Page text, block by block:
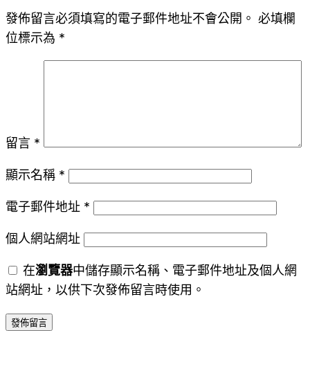
發佈留言必須填寫的電子郵件地址不會公開。 必填欄
位標示為 *
留言 *
顯示名稱 *
電子郵件地址 *
個人網站網址
在瀏覽器中儲存顯示名稱、電子郵件地址及個人網
站網址，以供下次發佈留言時使用。